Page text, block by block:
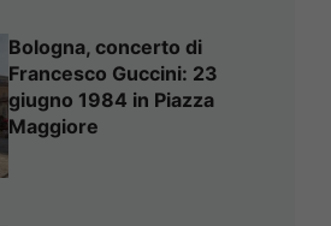
Bologna, concerto di
Francesco Guccini: 23
giugno 1984 in Piazza
Maggiore